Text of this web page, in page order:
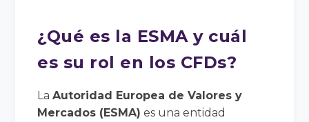
¿Qué es la ESMA y cuál
es su rol en los CFDs?
LaAutoridad Europea de Valores y
Mercados (ESMA) es una entidad